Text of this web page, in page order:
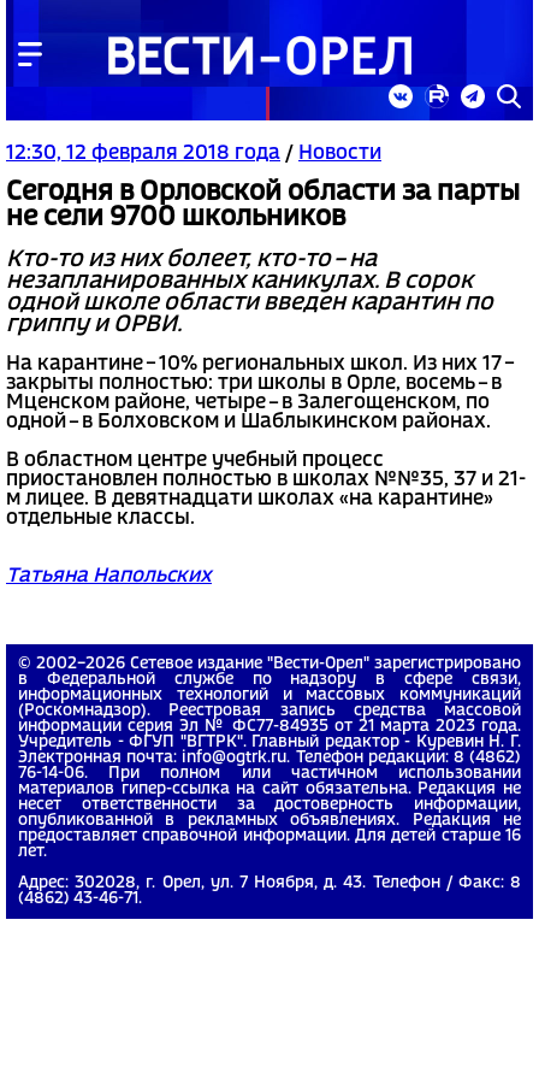
12:30, 12 февраля 2018 года / Новости
Сегодня в Орловской области за парты
не сели 9700 школьников
Кто-то из них болеет, кто-то – на
незапланированных каникулах. В сорок
одной школе области введен карантин по
гриппу и ОРВИ.
На карантине – 10% региональных школ. Из них 17 –
закрыты полностью: три школы в Орле, восемь – в
Мценском районе, четыре – в Залегощенском, по
одной – в Болховском и Шаблыкинском районах.
В областном центре учебный процесс
приостановлен полностью в школах №№35, 37 и 21-
м лицее. В девятнадцати школах «на карантине»
отдельные классы.
Татьяна Напольских
© 2002−2026 Сетевое издание "Вести-Орел" зарегистрировано
в Федеральной службе по надзору в сфере связи,
информационных технологий и массовых коммуникаций
(Роскомнадзор). Реестровая запись средства массовой
информации серия Эл № ФС77-84935 от 21 марта 2023 года.
Учредитель - ФГУП "ВГТРК". Главный редактор - Куревин Н. Г.
Электронная почта: info@ogtrk.ru. Телефон редакции: 8 (4862)
76-14-06. При полном или частичном использовании
материалов гипер-ссылка на сайт обязательна. Редакция не
несет ответственности за достоверность информации,
опубликованной в рекламных объявлениях. Редакция не
предоставляет справочной информации. Для детей старше 16
лет.
Адрес: 302028, г. Орел, ул. 7 Ноября, д. 43. Телефон / Факс: 8
(4862) 43-46-71.